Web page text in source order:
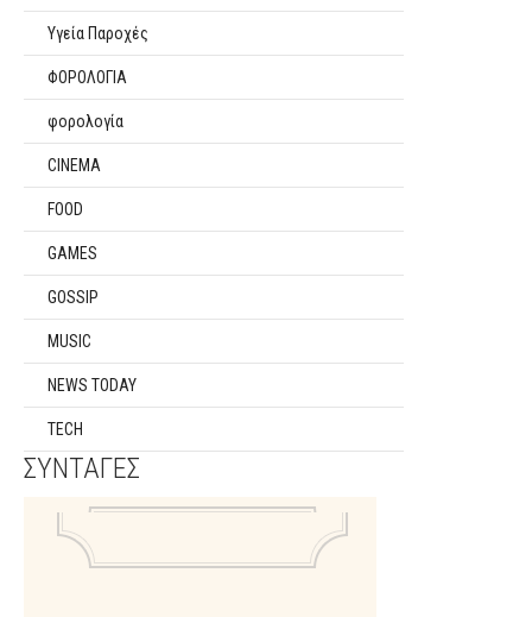
Υγεία Παροχές
ΦΟΡΟΛΟΓΙΑ
φορολογία
CINEMA
FOOD
GAMES
GOSSIP
MUSIC
NEWS TODAY
TECH
ΣΥΝΤΑΓΕΣ